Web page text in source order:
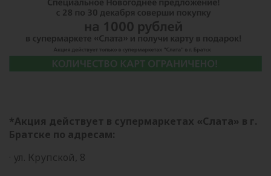
*Акция действует в супермаркетах «Слата» в г.
Братске по адресам:
· ул. Крупской, 8